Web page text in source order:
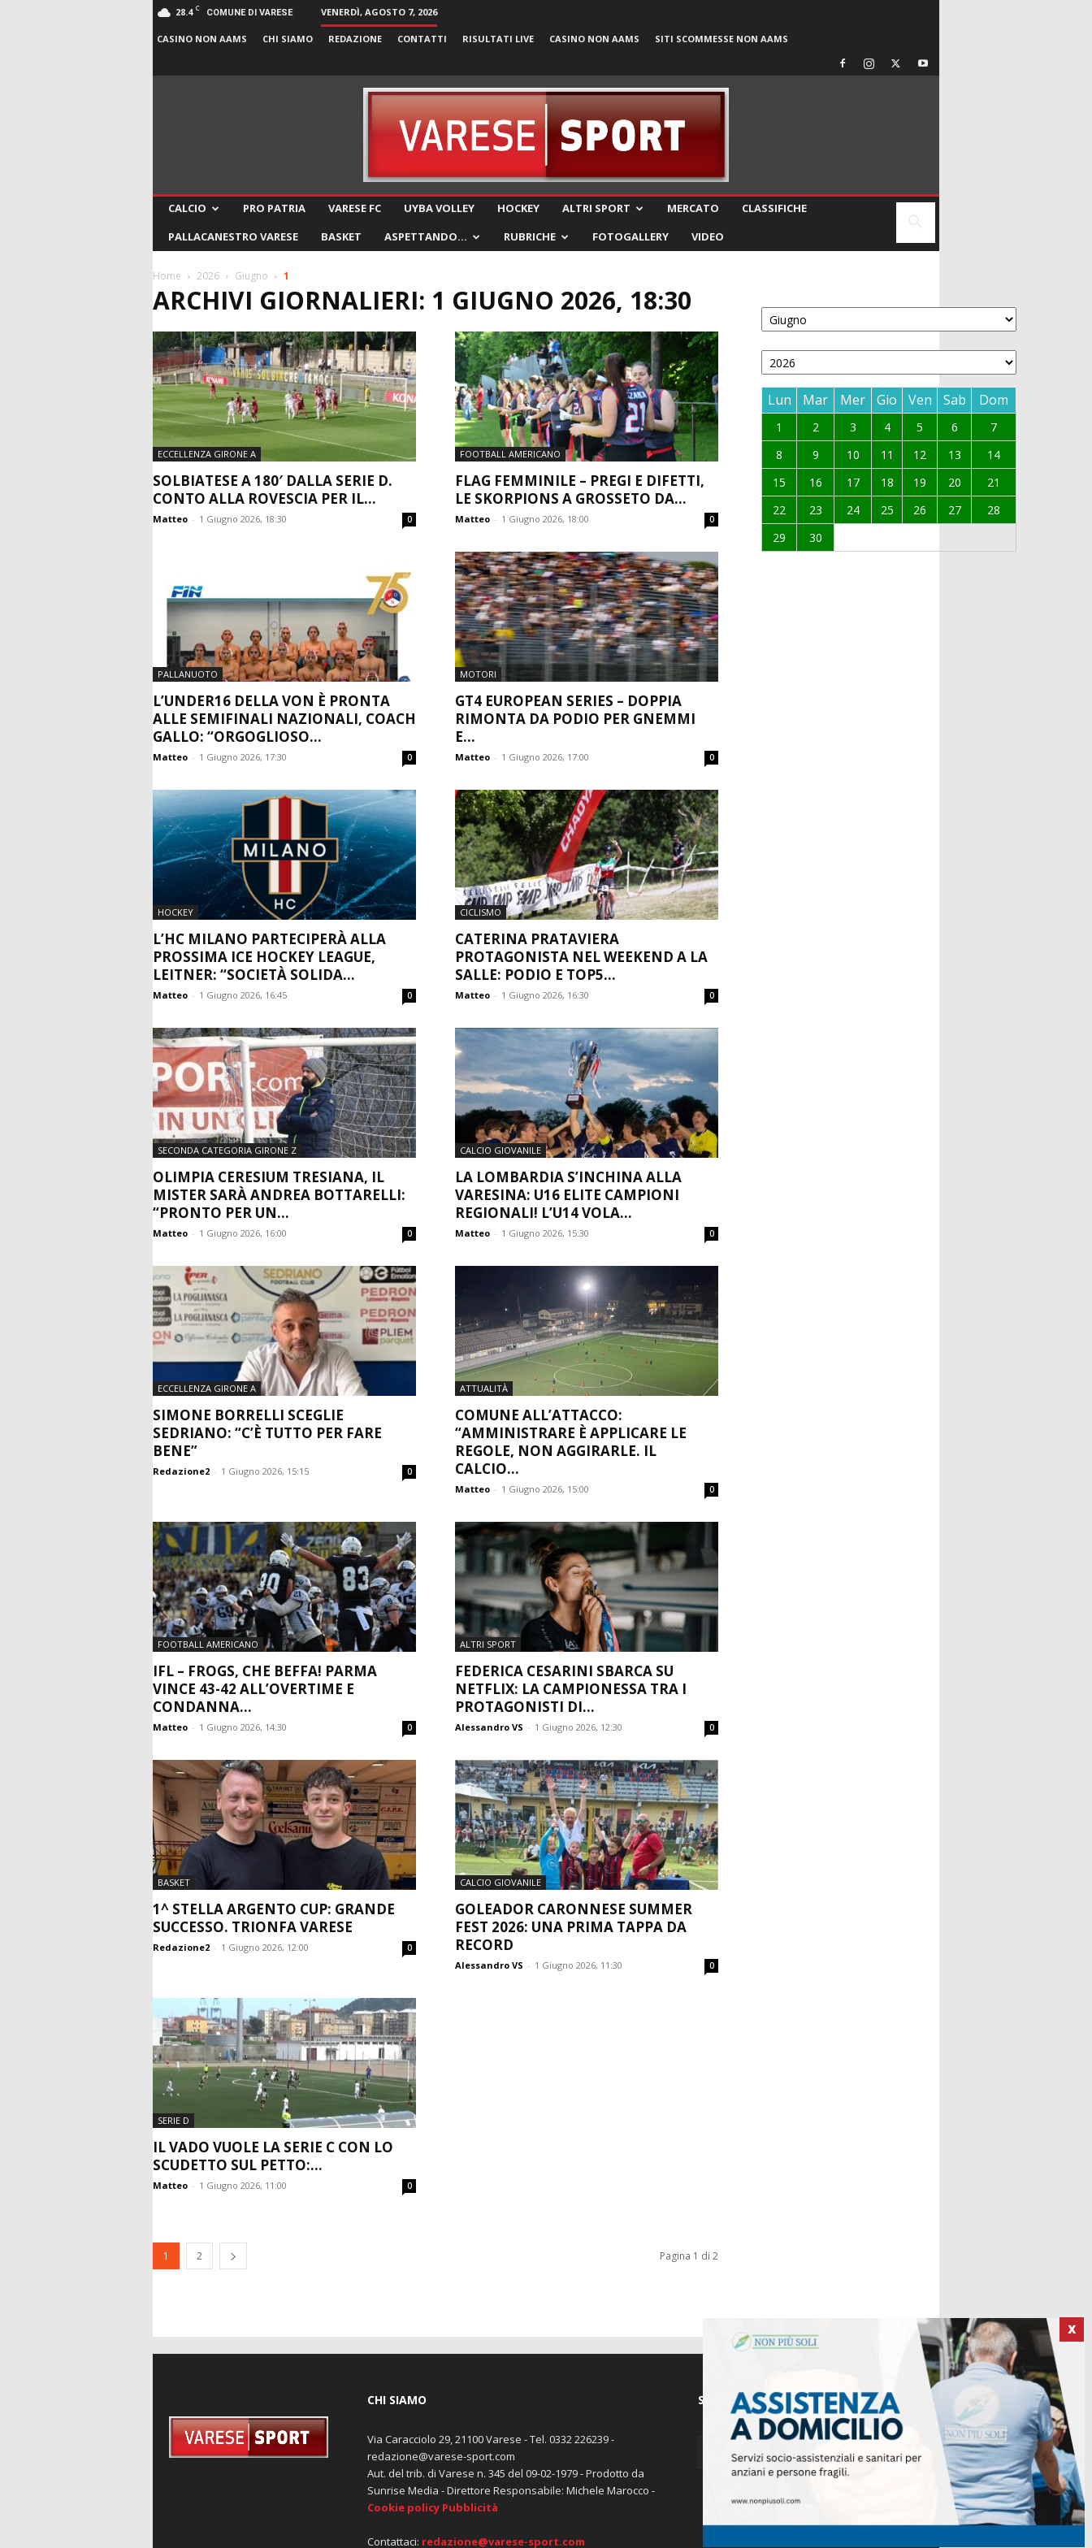
28.4 C COMUNE DI VARESE VENERDÌ, AGOSTO 7, 2026
CASINO NON AAMS CHI SIAMO REDAZIONE CONTATTI RISULTATI LIVE CASINO NON AAMS SITI SCOMMESSE NON AAMS
CALCIO PRO PATRIA VARESE FC UYBA VOLLEY HOCKEY ALTRI SPORT MERCATO
CLASSIFICHE
PALLACANESTRO VARESE
BASKET ASPETTANDO… RUBRICHE FOTOGALLERY VIDEO
Home 2026 Giugno 1
ARCHIVI GIORNALIERI: 1 GIUGNO 2026, 18:30
ECCELLENZA GIRONE A
SOLBIATESE A 180′ DALLA SERIE D.
CONTO ALLA ROVESCIA PER IL...
Matteo - 1 Giugno 2026, 18:30 0
FOOTBALL AMERICANO
FLAG FEMMINILE – PREGI E DIFETTI,
LE SKORPIONS A GROSSETO DA...
Matteo - 1 Giugno 2026, 18:00 0
PALLANUOTO
L’UNDER16 DELLA VON È PRONTA
ALLE SEMIFINALI NAZIONALI, COACH
GALLO: “ORGOGLIOSO...
Matteo - 1 Giugno 2026, 17:30 0
MOTORI
GT4 EUROPEAN SERIES – DOPPIA
RIMONTA DA PODIO PER GNEMMI
E...
Matteo - 1 Giugno 2026, 17:00 0
HOCKEY
L’HC MILANO PARTECIPERÀ ALLA
PROSSIMA ICE HOCKEY LEAGUE,
LEITNER: “SOCIETÀ SOLIDA...
Matteo - 1 Giugno 2026, 16:45 0
CICLISMO
CATERINA PRATAVIERA
PROTAGONISTA NEL WEEKEND A LA
SALLE: PODIO E TOP5...
Matteo - 1 Giugno 2026, 16:30 0
SECONDA CATEGORIA GIRONE Z
OLIMPIA CERESIUM TRESIANA, IL
MISTER SARÀ ANDREA BOTTARELLI:
“PRONTO PER UN...
Matteo - 1 Giugno 2026, 16:00 0
CALCIO GIOVANILE
LA LOMBARDIA S’INCHINA ALLA
VARESINA: U16 ELITE CAMPIONI
REGIONALI! L’U14 VOLA...
Matteo - 1 Giugno 2026, 15:30 0
ECCELLENZA GIRONE A
SIMONE BORRELLI SCEGLIE
SEDRIANO: “C’È TUTTO PER FARE
BENE”
Redazione2 - 1 Giugno 2026, 15:15 0
ATTUALITÀ
COMUNE ALL’ATTACCO:
“AMMINISTRARE È APPLICARE LE
REGOLE, NON AGGIRARLE. IL
CALCIO...
Matteo - 1 Giugno 2026, 15:00 0
FOOTBALL AMERICANO
IFL – FROGS, CHE BEFFA! PARMA
VINCE 43-42 ALL’OVERTIME E
CONDANNA...
Matteo - 1 Giugno 2026, 14:30 0
ALTRI SPORT
FEDERICA CESARINI SBARCA SU
NETFLIX: LA CAMPIONESSA TRA I
PROTAGONISTI DI...
Alessandro VS - 1 Giugno 2026, 12:30 0
BASKET
1^ STELLA ARGENTO CUP: GRANDE
SUCCESSO. TRIONFA VARESE
Redazione2 - 1 Giugno 2026, 12:00 0
CALCIO GIOVANILE
GOLEADOR CARONNESE SUMMER
FEST 2026: UNA PRIMA TAPPA DA
RECORD
Alessandro VS - 1 Giugno 2026, 11:30 0
SERIE D
IL VADO VUOLE LA SERIE C CON LO
SCUDETTO SUL PETTO:...
Matteo - 1 Giugno 2026, 11:00 0
1 2 Pagina 1 di 2
Lun Mar Mer Gio Ven Sab Dom
1 2 3 4 5 6
7
8
9 10 11 12 13
14
15
16 17 18 19 20
21
22
23 24 25 26 27
28
29
30
X
CHI SIAMO
Via Caracciolo 29, 21100 Varese - Tel. 0332 226239 -
redazione@varese-sport.com
Aut. del trib. di Varese n. 345 del 09-02-1979 - Prodotto da
Sunrise Media - Direttore Responsabile: Michele Marocco -
Cookie policy Pubblicità
Contattaci: redazione@varese-sport.com
SEGUICI